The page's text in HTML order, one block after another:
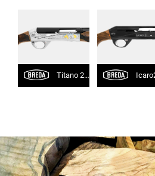
Titano 20 L Icaro20